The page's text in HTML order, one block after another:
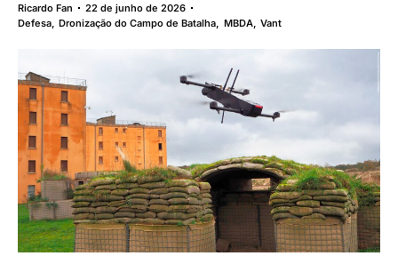
Ricardo Fan
22 de junho de 2026
Defesa,Dronização do Campo de Batalha, MBDA, Vant